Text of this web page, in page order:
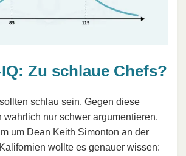
Zu schlaue Chefs?
schlau sein. Gegen diese
wahrlich nur schwer argumentieren.
um Dean Keith Simonton an der
wollte es genauer wissen: